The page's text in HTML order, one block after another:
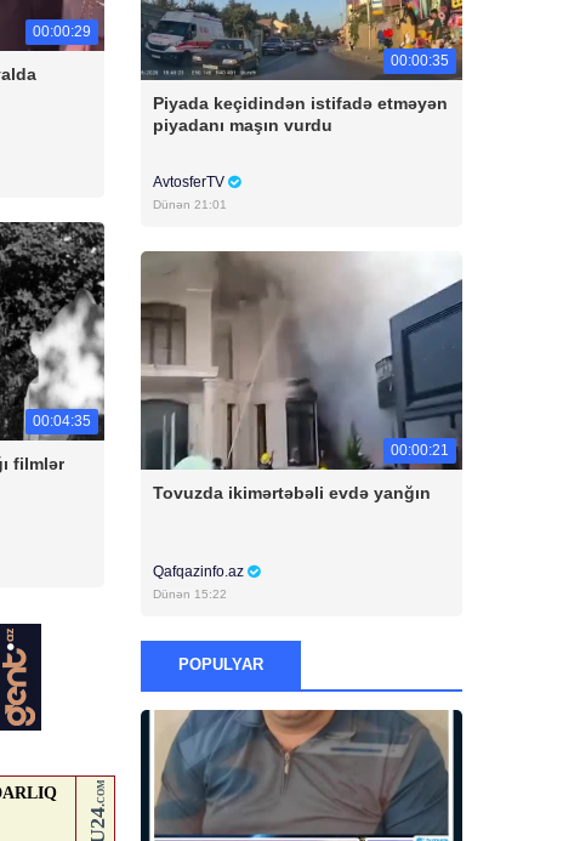
00:00:29
00:04:35
filmlər
00:00:35
Piyada keçidindən istifadə etməyən
piyadanı maşın vurdu
AvtosferTV
Dünən 21:01
00:00:21
Tovuzda ikimərtəbəli evdə yanğın
Qafqazinfo.az
Dünən 15:22
POPULYAR